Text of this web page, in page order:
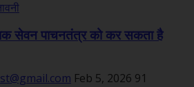
सेवन पाचनतंत्र को कर सकता है
Feb 5, 2026 91